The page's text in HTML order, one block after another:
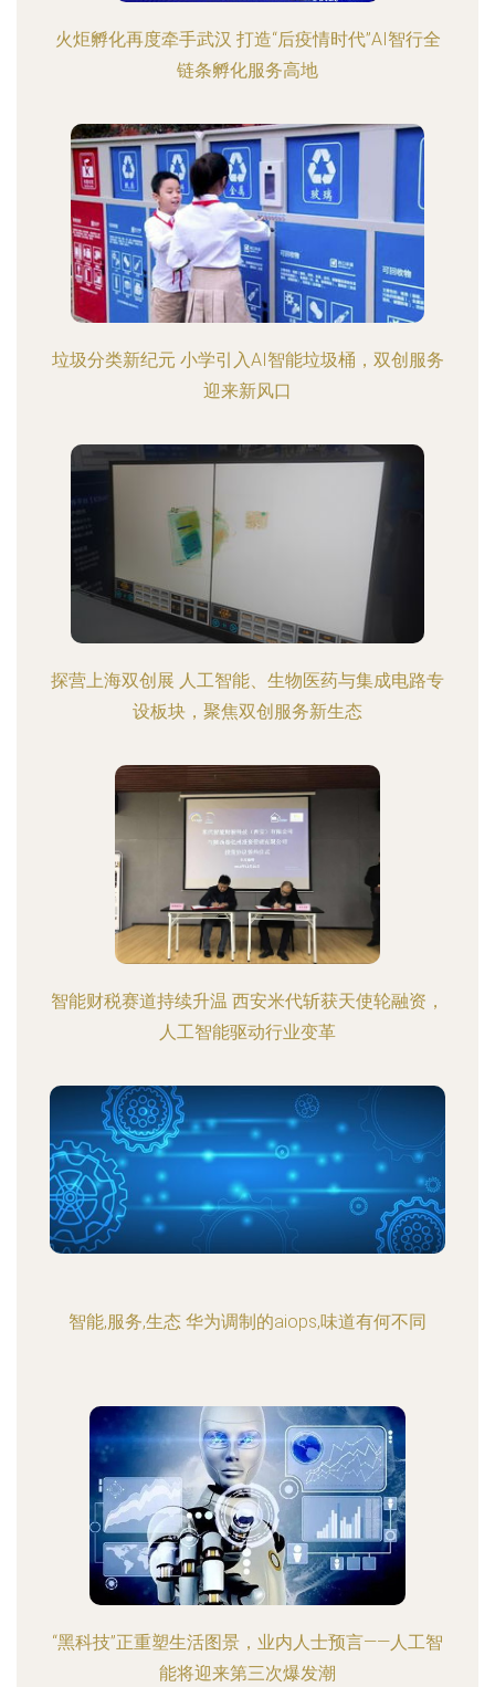
火炬孵化再度牵手武汉 打造“后疫情时代”AI智行全
链条孵化服务高地
垃圾分类新纪元 小学引入AI智能垃圾桶，双创服务
迎来新风口
探营上海双创展 人工智能、生物医药与集成电路专
设板块，聚焦双创服务新生态
智能财税赛道持续升温 西安米代斩获天使轮融资，
人工智能驱动行业变革
智能,服务,生态 华为调制的aiops,味道有何不同
“黑科技”正重塑生活图景，业内人士预言——人工智
能将迎来第三次爆发潮